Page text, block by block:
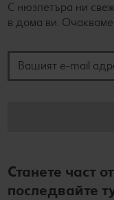
С нюзлетъра ни
в дома ви. Очакваме
Станете част
последвайте